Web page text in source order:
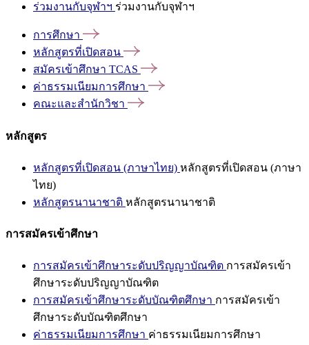
ร่วมงานกับจุฬาฯ ร่วมงานกับจุฬาฯ
การศึกษา
หลักสูตรที่เปิดสอน
สมัครเข้าศึกษา TCAS
ค่าธรรมเนียมการศึกษา
คณะและสำนักวิชา
หลักสูตร
หลักสูตรที่เปิดสอน (ภาษาไทย) หลักสูตรที่เปิดสอน (ภาษา
ไทย)
หลักสูตรนานาชาติ หลักสูตรนานาชาติ
การสมัครเข้าศึกษา
การสมัครเข้าศึกษาระดับปริญญาบัณฑิต การสมัครเข้า
ศึกษาระดับปริญญาบัณฑิต
การสมัครเข้าศึกษาระดับบัณฑิตศึกษา การสมัครเข้า
ศึกษาระดับบัณฑิตศึกษา
ค่าธรรมเนียมการศึกษา ค่าธรรมเนียมการศึกษา